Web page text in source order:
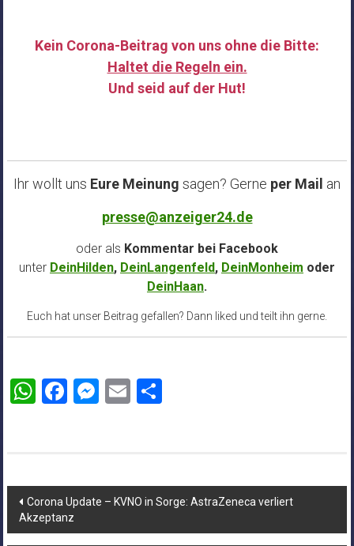
Kein Corona-Beitrag von uns ohne die Bitte:
Haltet die Regeln ein.
Und seid auf der Hut!
Ihr wollt uns Eure Meinung sagen? Gerne per Mail an
presse@anzeiger24.de
oder als Kommentar bei Facebook
unter DeinHilden, DeinLangenfeld, DeinMonheim oder
DeinHaan.
Euch hat unser Beitrag gefallen? Dann liked und teilt ihn gerne.
WhatsApp
Facebook
Messenger
EmailTeilen
Beitragsnavigation
Corona Update – KVNO in Sorge: AstraZeneca verliert
Akzeptanz